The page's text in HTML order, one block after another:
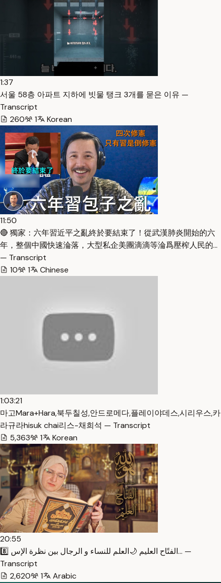
1:37
서울 58층 아파트 지하에 빗물 탱크 3개를 묻은 이유 —
Transcript
260
1 Korean
11:50
🔴 獨家：六年習近平之亂終於要結束了！從武漢肺炎開始的六
年，整個中國快速淪落，大型私企美團滴滴等淪爲壓榨人民的…
— Transcript
10
1 Chinese
1:03:21
마고Mara+Hara,북두칠성,안드로메다,플레이야데스,시리우스,카
라규라hisuk chai리스-채희석 — Transcript
5,363
1 Korean
20:55
8️⃣ الفتًاح العليم 🌙العلم للنساء و الرجال بين نظرة الإس… —
Transcript
2,620
1 Arabic